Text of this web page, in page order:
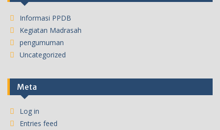
Informasi PPDB
Kegiatan Madrasah
pengumuman
Uncategorized
Meta
Log in
Entries feed